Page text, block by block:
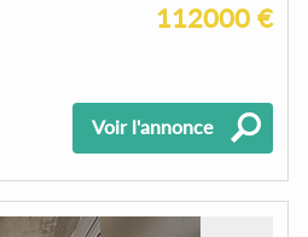
112000 €
Voir l'annonce